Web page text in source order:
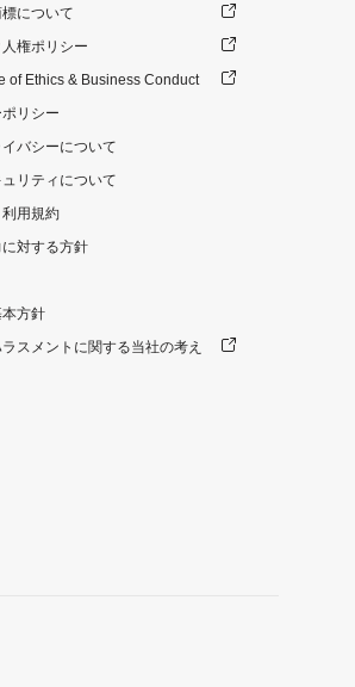
について
権ポリシー
of Ethics & Business Conduct
リシー
バシーについて
リティについて
用規約
対する方針
方針
スメントに関する当社の考え